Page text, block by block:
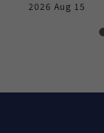
2026 Aug 15